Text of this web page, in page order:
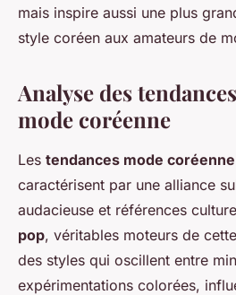
mais inspire aussi une plus
style coréen aux amateurs de
Analyse des
mode coréenne
Les tendances mode coréenne
caractérisent par une alliance
audacieuse et références
pop, véritables moteurs de
des styles qui oscillent entre
expérimentations colorées,